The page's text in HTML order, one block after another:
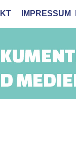
IMPRESSUM